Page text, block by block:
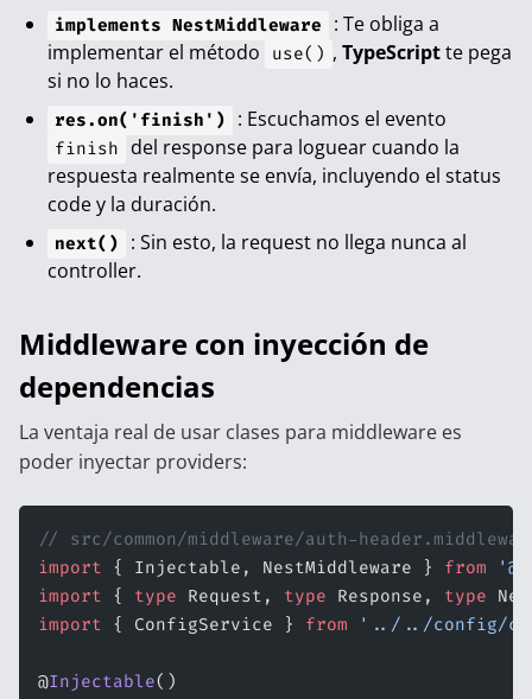
implements NestMiddleware
: Te obliga a
implementar el método
use() , TypeScriptte pega
si no lo haces.
res.on('finish') : Escuchamos el evento
finish
del response para loguear cuando la
respuesta realmente se envía, incluyendo el status
code y la duración.
next()
: Sin esto, la request no llega nunca al
controller.
Middleware con inyección de
dependencias
La ventaja real de usar clases para middleware es
poder inyectar providers:
// src/common/middleware/auth-
import { Injectable, NestMiddleware } from
import { type Request, type Response, type
import { ConfigService } from '../../config/
@Injectable()